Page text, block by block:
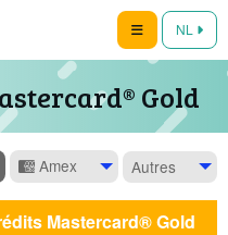
NL
Gold
Amex Autres
Mastercard® Gold